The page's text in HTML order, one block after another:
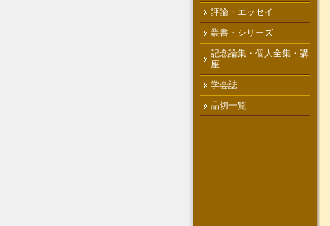
評論・エッセイ
叢書・シリーズ
記念論集・個人全集・講
座
学会誌
品切一覧